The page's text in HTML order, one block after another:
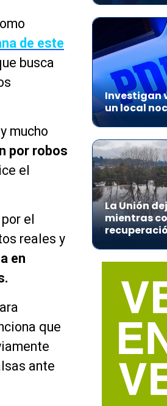
de este
busca
mucho
por robos
el
el
reales y
en
que
ante
Investigan
un local
La Unión
mientras